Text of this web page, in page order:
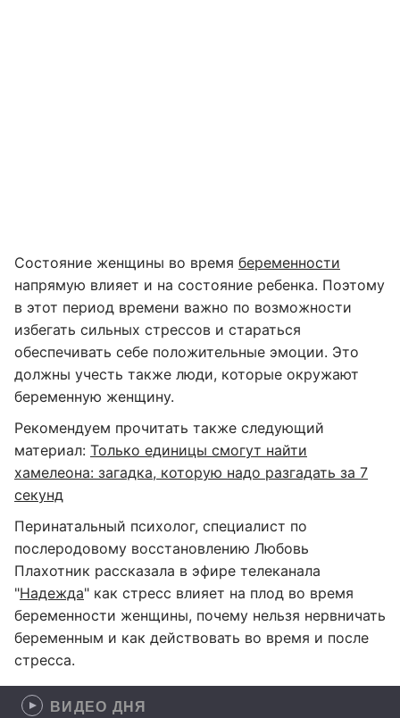
Состояние женщины во время беременности
напрямую влияет и на состояние ребенка. Поэтому
в этот период времени важно по возможности
избегать сильных стрессов и стараться
обеспечивать себе положительные эмоции. Это
должны учесть также люди, которые окружают
беременную женщину.
Рекомендуем прочитать также следующий
материал: Только единицы смогут найти
хамелеона: загадка, которую надо разгадать за 7
секунд
Перинатальный психолог, специалист по
послеродовому восстановлению Любовь
Плахотник рассказала в эфире телеканала
"Надежда" как стресс влияет на плод во время
беременности женщины, почему нельзя нервничать
беременным и как действовать во время и после
стресса.
ВИДЕО ДНЯ